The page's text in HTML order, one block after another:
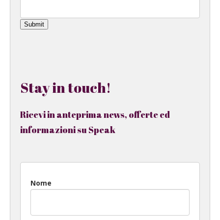
Submit
Stay in touch!
Ricevi in anteprima news, offerte ed
informazioni su Speak
Nome